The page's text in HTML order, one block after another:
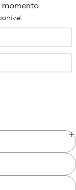
momento